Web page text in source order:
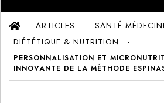
ARTICLES
SANTÉ
DIÉTÉTIQUE & NUTRITION
PERSONNALISATION ET
INNOVANTE DE LA MÉTHODE